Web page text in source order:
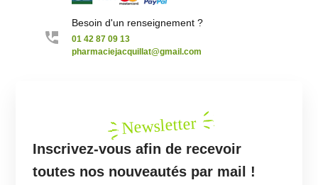
Besoin d'un renseignement ?
01 42 87 09 13
pharmaciejacquillat@gmail.com
Newsletter
Inscrivez-vous afin de recevoir
toutes nos nouveautés par mail !